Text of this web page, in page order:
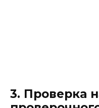
3. Проверка